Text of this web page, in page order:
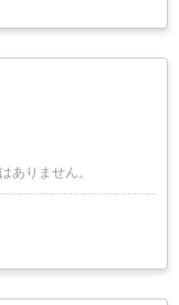
ありません。